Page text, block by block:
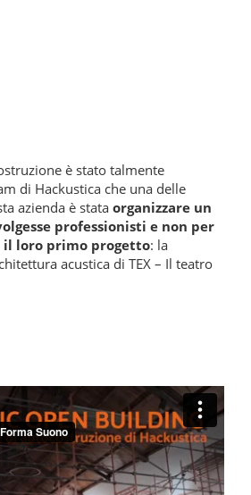
è stato talmente
di Hackustica che una delle
azienda è stata organizzare un
professionisti e non per
loro primo progetto: la
acustica di TEX – Il teatro